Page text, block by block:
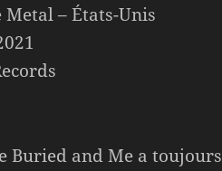
Metal – États-Unis
Buried and Me a toujours